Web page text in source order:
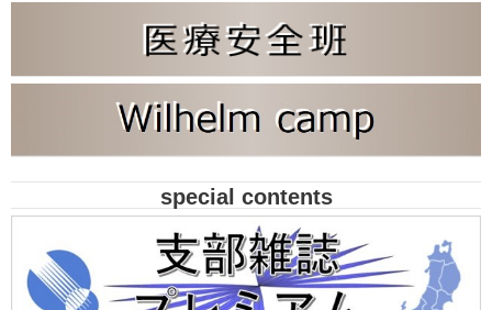
special contents